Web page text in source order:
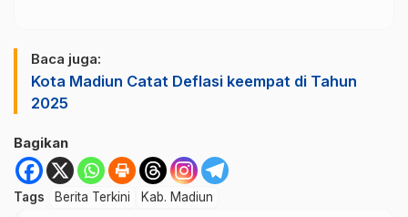
Baca juga:
Kota Madiun Catat Deflasi keempat di Tahun
2025
Bagikan
Tags Berita Terkini Kab. Madiun